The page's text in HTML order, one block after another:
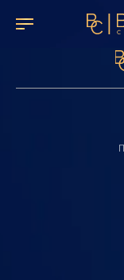
Элемент не найден